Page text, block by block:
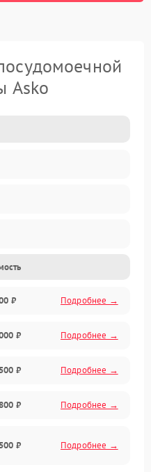
Asko
₽ Подробнее →
₽ Подробнее →
₽ Подробнее →
₽ Подробнее →
₽ Подробнее →